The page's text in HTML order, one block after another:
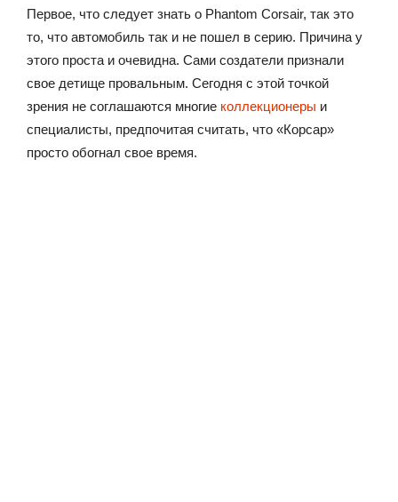
Первое, что следует знать о Phantom Corsair, так это
то, что автомобиль так и не пошел в серию. Причина у
этого проста и очевидна. Сами создатели признали
свое детище провальным. Сегодня с этой точкой
зрения не соглашаются многие коллекционеры и
специалисты, предпочитая считать, что «Корсар»
просто обогнал свое время.